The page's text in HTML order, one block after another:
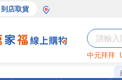
到店取貨
中元拜拜
巧